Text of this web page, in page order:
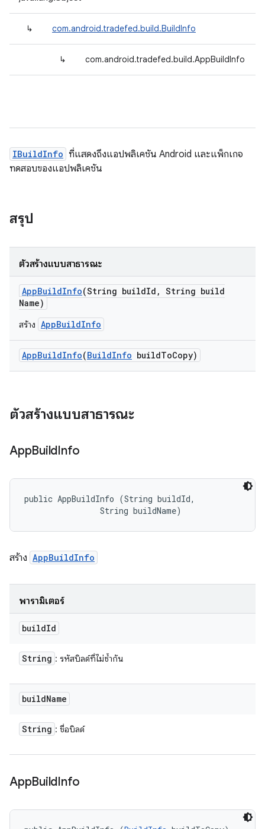
↳ com.android.tradefed.build.BuildInfo
↳ com.android.tradefed.build.AppBuildInfo
IBuildInfo ที่แสดงถึงแอปพลิเคชัน Android และแพ็กเกจ
ทดสอบของแอปพลิเคชัน
สรุป
ตัวสร้างแบบสาธารณะ
AppBuildInfo(String buildId , String build
Name)
สร้าง AppBuildInfo
AppBuildInfo(BuildInfo buildToCopy)
ตัวสร้างแบบสาธารณะ
AppBuildInfo
public AppBuildInfo (String buildId,
                String buildName)
สร้าง AppBuildInfo
พารามิเตอร์
buildId
String : รหัสบิลด์ที่ไม่ซ้ำกัน
buildName
String : ชื่อบิลด์
AppBuildInfo